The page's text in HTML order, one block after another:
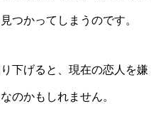
つかってしまうのです。
下げると、現在の恋人を嫌
のかもしれません。